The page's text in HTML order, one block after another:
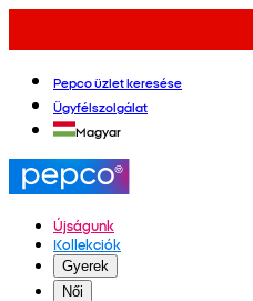
Pepco üzlet keresése
Ügyfélszolgálat
Magyar
Újságunk
Kollekciók
Gyerek
Női